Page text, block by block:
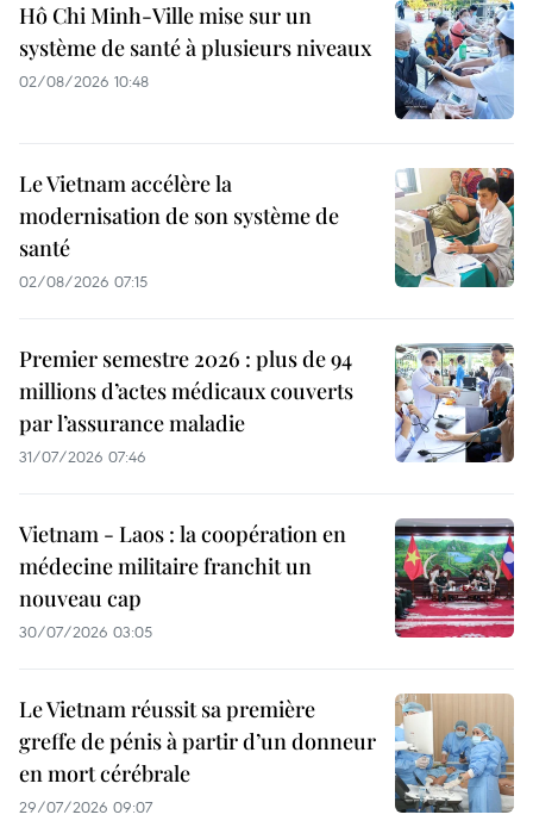
Hô Chi Minh-Ville mise sur un
système de santé à plusieurs niveaux
02/08/2026 10:48
Le Vietnam accélère la
modernisation de son système de
santé
02/08/2026 07:15
Premier semestre 2026 : plus de 94
millions d’actes médicaux couverts
par l’assurance maladie
31/07/2026 07:46
Vietnam - Laos : la coopération en
médecine militaire franchit un
nouveau cap
30/07/2026 03:05
Le Vietnam réussit sa première
greffe de pénis à partir d’un donneur
en mort cérébrale
29/07/2026 09:07